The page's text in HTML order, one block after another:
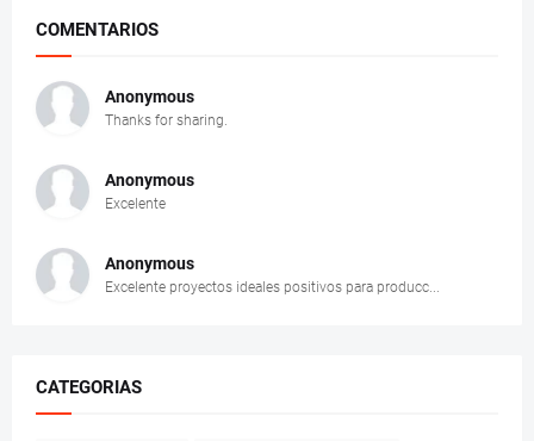
COMENTARIOS
Anonymous
Thanks for sharing.
Anonymous
Excelente
Anonymous
Excelente proyectos ideales positivos para producc...
CATEGORIAS